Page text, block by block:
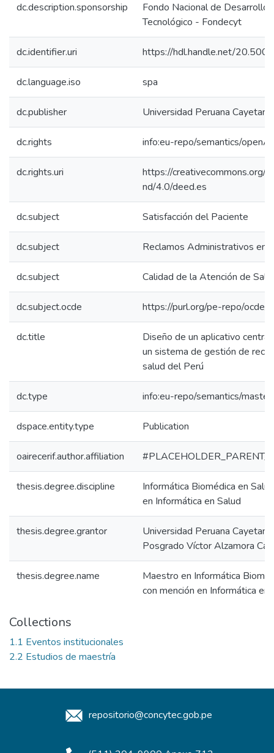
dc.description.sponsorship
Fondo Nacional de Desarrollo
Tecnológico - Fondecyt
dc.identifier.uri https://hdl.handle.net/
dc.language.iso spa
dc.publisher Universidad Peruana
dc.rights info:eu-repo/semantics/
dc.rights.uri
https://creativecommons.org/
nd/4.0/deed.es
dc.subject Satisfacción del Paciente
dc.subject Reclamos Administrativos en
dc.subject Calidad de la Atención de
dc.subject.ocde https://purl.org/pe-repo/ocde/
dc.title
Diseño de un aplicativo
un sistema de gestión de
salud del Perú
dc.type info:eu-repo/semantics/
dspace.entity.type Publication
oairecerif.author.affiliation
thesis.degree.discipline
Informática Biomédica en
en Informática en Salud
thesis.degree.grantor
Universidad Peruana
Posgrado Víctor Alzamora
thesis.degree.name
Maestro en Informática
con mención en Informática en
Collections
1.1 Eventos institucionales
2.2 Estudios de maestría
repositorio@concytec.gob.pe